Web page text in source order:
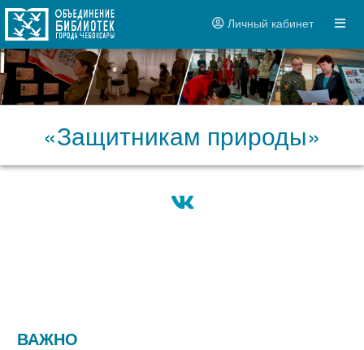
Личный кабинет
«Защитникам природы»
ВАЖНО